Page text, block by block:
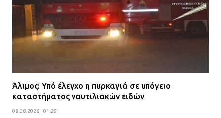
Άλιμος: Υπό έλεγχο η πυρκαγιά σε υπόγειο
καταστήματος ναυτιλιακών ειδών
08.08.2026 | 01:25